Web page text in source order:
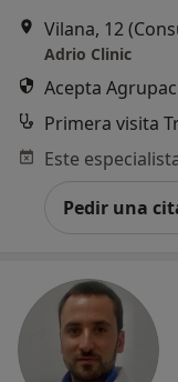
Adrio Clinic
Acepta
Primera visita
Pedir una